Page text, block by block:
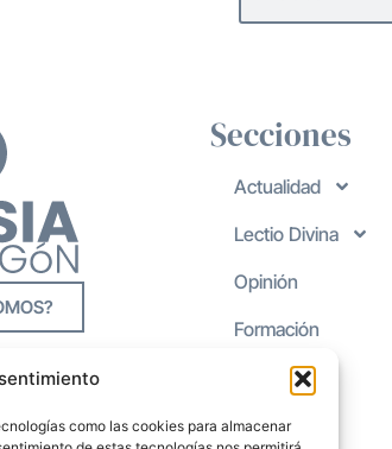
como las cookies para almacenar
Secciones
Actualidad
Lectio Divina
Opinión
Formación